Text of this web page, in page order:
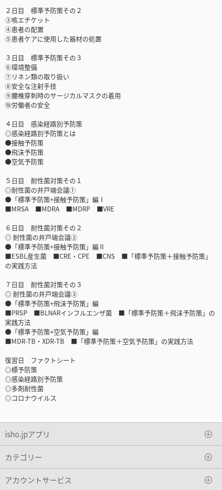
２日目 標準予防策その２
③咳エチケット
④患者の配置
⑤患者ケアに使用した器材の処置
３日目 標準予防策その３
⑥環境整備
⑦リネン類の取り扱い
⑧安全な注射手技
⑨腰椎穿刺時のサージカルマスクの着用
⑩労働者の安全
４日目 感染経路別予防策
◎感染経路別予防策とは
●接触予防策
●飛沫予防策
●空気予防策
５日目 耐性菌対策その１
◎耐性菌の井戸端会議①
●「標準予防策+接触予防策」編Ⅰ
■MRSA ■MDRA ■MDRP ■VRE
６日目 耐性菌対策その２
◎ 耐性菌の井戸端会議②
●「標準予防策+接触予防策」編Ⅱ
■ESBL産生菌 ■CRE・CPE ■CNS ■「標準予防策＋接触予防策」
の実践方法
７日目 耐性菌対策その３
◎ 耐性菌の井戸端会議③
●「標準予防策+飛沫予防策」編
■PRSP ■BLNARインフルエンザ菌 ■「標準予防策＋飛沫予防策」の
実践方法
●「標準予防策+空気予防策」編
■MDR-TB・XDR-TB ■「標準予防策＋空気予防策」の実践方法
復習日 ファクトシート
◎標予防策
◎感染経路別予防策
◎多剤耐性菌
◎コロナウイルス
isho.jpアプリ
カテゴリー
アカウントサービス